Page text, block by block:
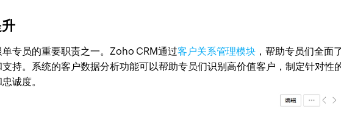
专员的重要职责之一。Zoho CRM通过客户关系管理模块 ，帮助专员们全面
持。系统的客户数据分析功能可以帮助专员们识别高价值客户，制定针对性
诚度。